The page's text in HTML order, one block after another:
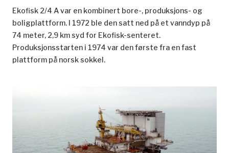
Ekofisk 2/4 A var en kombinert bore-, produksjons- og
boligplattform. I 1972 ble den satt ned på et vanndyp på
74 meter, 2,9 km syd for Ekofisk-senteret.
Produksjonsstarten i 1974 var den første fra en fast
plattform på norsk sokkel.